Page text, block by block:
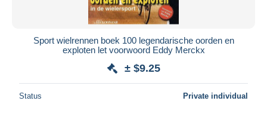
Sport wielrennen boek 100 legendarische oorden en
exploten let voorwoord Eddy Merckx
± $9.25
Status Private individual